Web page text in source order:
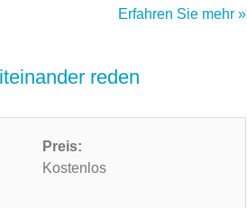
Erfahren Sie mehr »
reden
Preis:
Kostenlos